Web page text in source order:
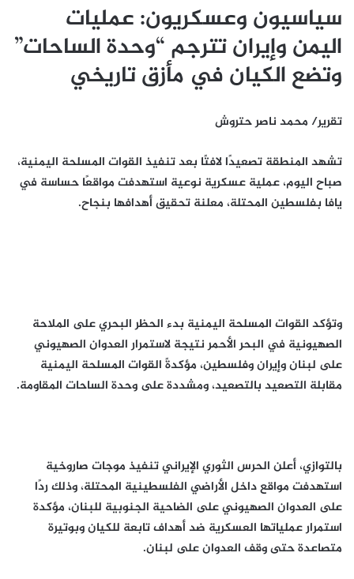
سياسيون وعسكريون: عمليات
اليمن وإيران تترجم “وحدة الساحات”
وتضع الكيان في مأزق تاريخي
تقرير/ محمد ناصر حتروش
تشهد المنطقة تصعيدًا لافتًا بعد تنفيذ القوات المسلحة اليمنية،
صباح اليوم، عملية عسكرية نوعية استهدفت مواقعًا حساسة في
يافا بفلسطين المحتلة، معلنة تحقيق أهدافها بنجاح.
وتؤكد القوات المسلحة اليمنية بدء الحظر البحري على الملاحة
الصهيونية في البحر الأحمر نتيجة لاستمرار العدوان الصهيوني
على لبنان وإيران وفلسطين، مؤكدةً القوات المسلحة اليمنية
مقابلة التصعيد بالتصعيد، ومشددة على وحدة الساحات المقاومة.
بالتوازي، أعلن الحرس الثوري الإيراني تنفيذ موجات صاروخية
استهدفت مواقع داخل الأراضي الفلسطينية المحتلة، وذلك ردًا
على العدوان الصهيوني على الضاحية الجنوبية للبنان، مؤكدة
استمرار عملياتها العسكرية ضد أهداف تابعة للكيان وبوتيرة
متصاعدة حتى وقف العدوان على لبنان.